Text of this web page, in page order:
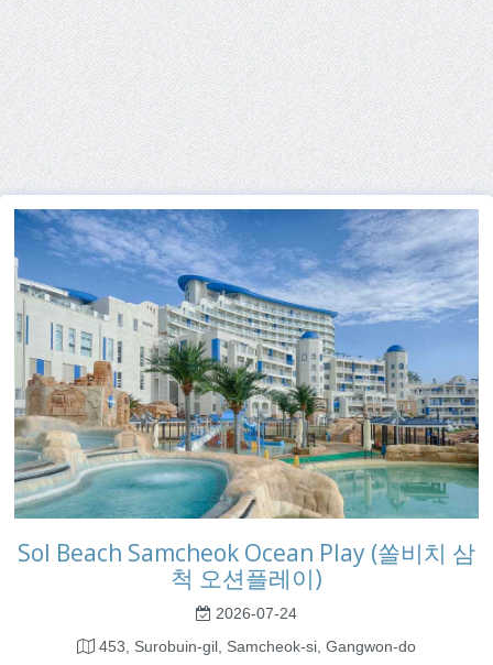
Sol Beach Samcheok Ocean Play (쏠비치 삼
척 오션플레이)
2026-07-24
453, Surobuin-gil, Samcheok-si, Gangwon-do